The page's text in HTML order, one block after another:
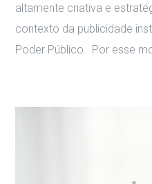
altamente criativa e
contexto da publicidade
Poder Público. Por esse